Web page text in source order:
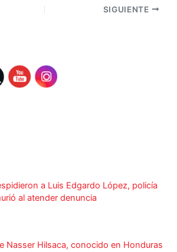
SIGUIENTE
a Luis Edgardo López, policía
al atender denuncia
Nasser Hilsaca, conocido en Honduras